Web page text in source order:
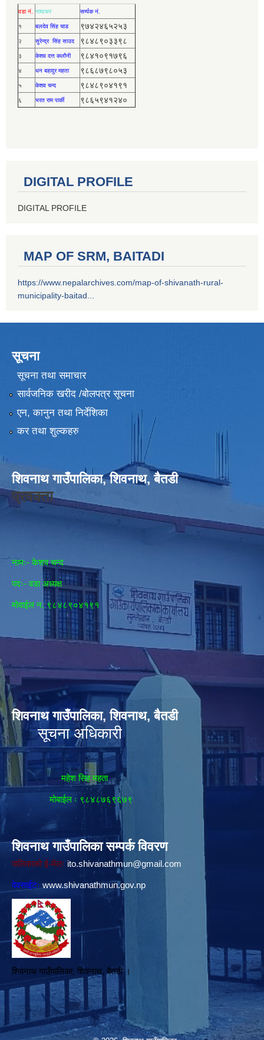
वडा नं. नाम/थर सर्म्पक नं.
१ बलदेव सिंह चाड ९७४२४६५२५३
२ सुरेन्द्र सिंह साउद ९८४८९०३३९८
३ केशव दत्त कलौनी ९८४१०९१७९६
४ धन बहादुर महता ९८६८७९८०५३
५ केशव चन्द ९८४८९०४१९१
६ भरत राम पार्की ९८६५९४१२४०
DIGITAL PROFILE
DIGITAL PROFILE
MAP OF SRM, BAITADI
https://www.nepalarchives.com/map-of-shivanath-rural-
municipality-baitad...
सूचना
सूचना तथा समाचार
सार्वजनिक खरीद /बोलपत्र सूचना
एन, कानुन तथा निर्देशिका
कर तथा शुल्कहरु
शिवनाथ गाउँपालिका, शिवनाथ, बैतडी
प्रवक्ता
नामः- केशव चन्द
पदः- वडा अध्यक्ष
मोवाईल न‌. ९८४८९०४१९१
शिवनाथ गाउँपालिका, शिवनाथ, बैतडी
सूचना अधिकारी
महेश सिह महता
मोबाईल ः ९८४८७६९६७९
शिवनाथ गाउँपालिका सम्पर्क विवरण
पालिकाको ई-मेलः ito.shivanathmun@gmail.com
वेवसाईटः www.shivanathmun.gov.np
शिवनाथ गाउँपालिका, शिवनाथ, बैतडी ।